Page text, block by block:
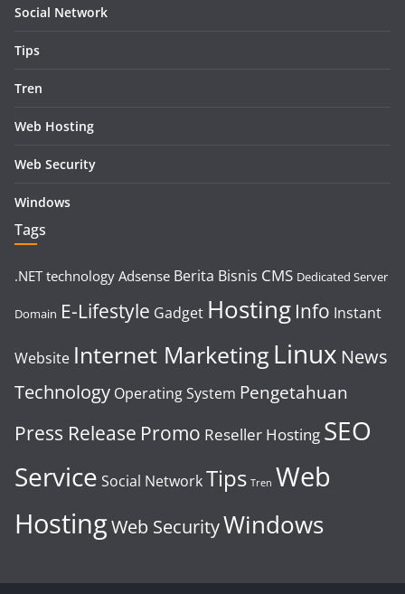
Social Network
Tips
Tren
Web Hosting
Web Security
Windows
Tags
.NET technology Adsense Berita Bisnis CMS Dedicated Server
Domain E-Lifestyle Gadget Hosting Info Instant
Website Internet Marketing Linux News
Technology Operating System Pengetahuan
Press Release Promo Reseller Hosting SEO
Service Social NetworkTips Tren Web
HostingWeb SecurityWindows